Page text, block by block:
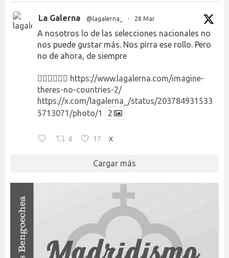
La Galerna @lagalerna_ · 28 Mar
A nosotros lo de las selecciones nacionales no
nos puede gustar más. Nos pirra ese rollo. Pero
no de ahora, de siempre
👉🏻👉🏻👉🏻 https://www.lagalerna.com/imagine-
theres-no-countries-2/
https://x.com/lagalerna_/status/203784931533
5713071/photo/1
2
6 17 X
Cargar más